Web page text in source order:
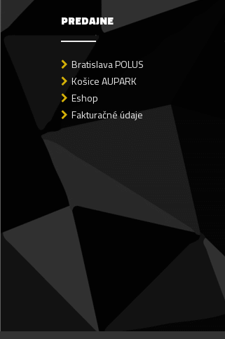
PREDAJNE
Bratislava POLUS
Košice AUPARK
Eshop
Fakturačné údaje